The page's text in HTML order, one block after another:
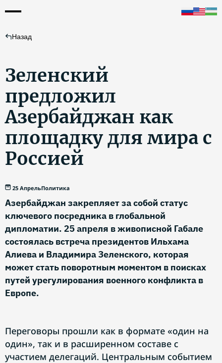
Назад
Зеленский
предложил
Азербайджан как
площадку для мира с
Россией
25 АпрельПолитика
Азербайджан закрепляет за собой статус
ключевого посредника в глобальной
дипломатии. 25 апреля в живописной Габале
состоялась встреча президентов Ильхама
Алиева и Владимира Зеленского, которая
может стать поворотным моментом в поисках
путей урегулирования военного конфликта в
Европе.
Переговоры прошли как в формате «один на
один», так и в расширенном составе с
участием делегаций. Центральным событием